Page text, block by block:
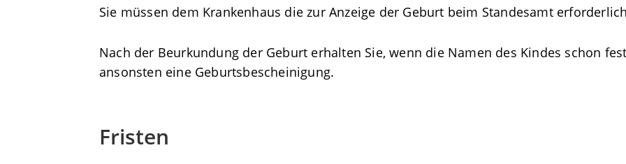
Sie müssen dem Krankenhaus die zur Anzeige der Geburt beim Standesamt
Nach der Beurkundung der Geburt erhalten Sie, wenn die Namen des Kindes schon
ansonsten eine Geburtsbescheinigung.
Fristen